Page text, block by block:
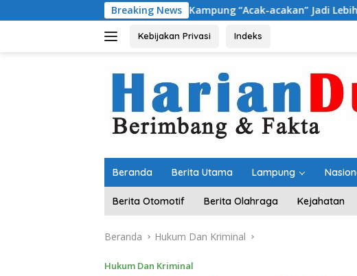
ke
Breaking News
Dari Kampung “Acak-acakan” Jadi Lebih Tertata, Bupati
Kebijakan Privasi Indeks
Beranda Berita Utama Lampung
Berita Otomotif Berita Olahraga Kejahatan
Beranda Hukum Dan Kriminal
Hukum Dan Kriminal